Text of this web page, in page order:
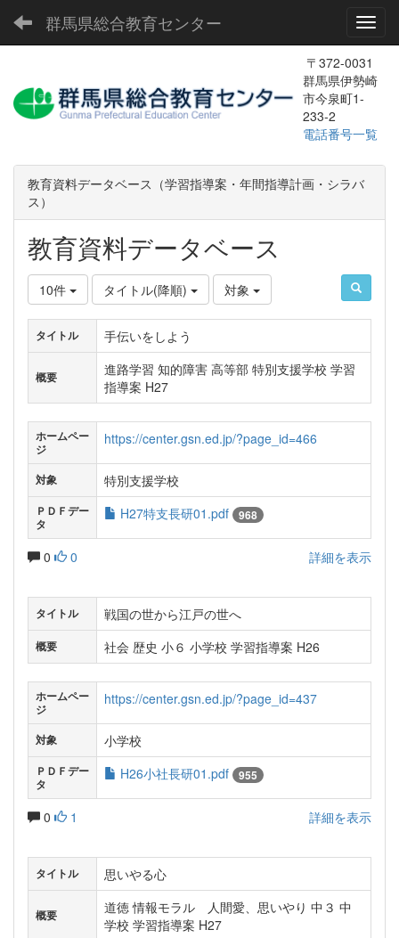
群馬県総合教育センター
〒372-0031
群馬県伊勢崎
市今泉町1-
233-2
電話番号一覧
教育資料データベース（学習指導案・年間指導計画・シラバ
ス）
教育資料データベース
10件 タイトル(降順) 対象
タイトル 手伝いをしよう
概要
進路学習 知的障害 高等部 特別支援学校 学習
指導案 H27
ホームペー
ジ
https://center.gsn.ed.jp/?page_id=466
対象 特別支援学校
ＰＤＦデー
タ
H27特支長研01.pdf 968
0 0 詳細を表示
タイトル 戦国の世から江戸の世へ
概要 社会 歴史 小６ 小学校 学習指導案 H26
ホームペー
ジ
https://center.gsn.ed.jp/?page_id=437
対象 小学校
ＰＤＦデー
タ
H26小社長研01.pdf 955
0 1 詳細を表示
タイトル 思いやる心
概要
道徳 情報モラル 人間愛、思いやり 中３ 中
学校 学習指導案 H27